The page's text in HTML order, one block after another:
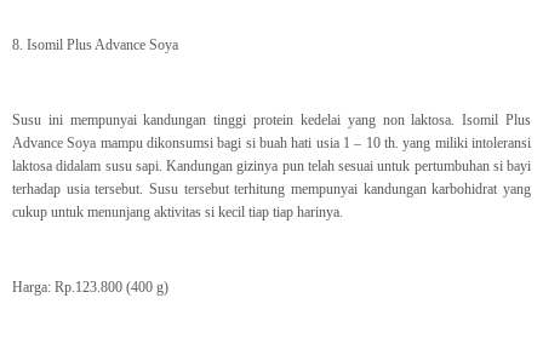
8. Isomil Plus Advance Soya
Susu ini mempunyai kandungan tinggi protein kedelai yang non laktosa. Isomil Plus
Advance Soya mampu dikonsumsi bagi si buah hati usia 1 – 10 th. yang miliki intoleransi
laktosa didalam susu sapi. Kandungan gizinya pun telah sesuai untuk pertumbuhan si bayi
terhadap usia tersebut. Susu tersebut terhitung mempunyai kandungan karbohidrat yang
cukup untuk menunjang aktivitas si kecil tiap tiap harinya.
Harga: Rp.123.800 (400 g)